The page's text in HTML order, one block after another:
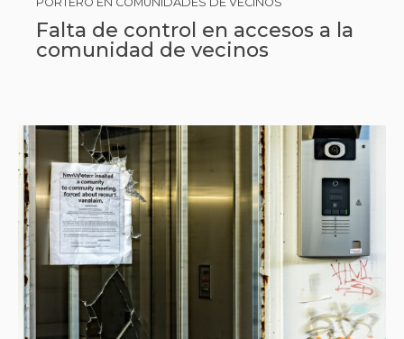
Falta de control en accesos a la
comunidad de vecinos